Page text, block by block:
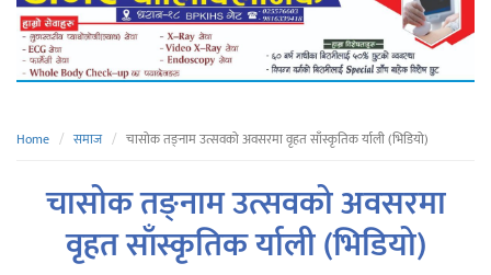
Home समाज चासोक तङ्नाम उत्सवको अवसरमा वृहत साँस्कृतिक र्याली (भिडियो)
चासोक तङ्नाम उत्सवको अवसरमा
वृहत साँस्कृतिक र्याली (भिडियो)